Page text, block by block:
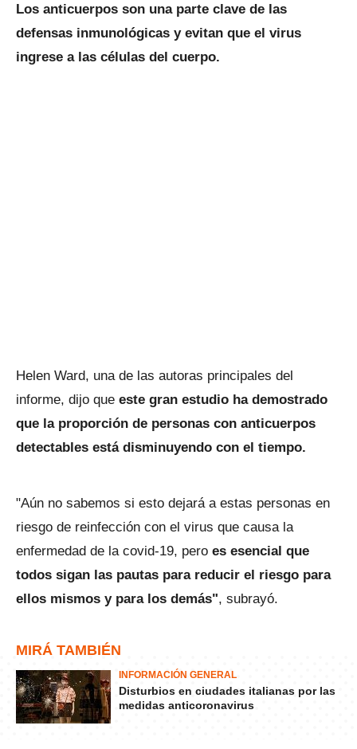
Los anticuerpos son una parte clave de las
defensas inmunológicas y evitan que el virus
ingrese a las células del cuerpo.
Helen Ward, una de las autoras principales del
informe, dijo que este gran estudio ha demostrado
que la proporción de personas con anticuerpos
detectables está disminuyendo con el tiempo.
"Aún no sabemos si esto dejará a estas personas en
riesgo de reinfección con el virus que causa la
enfermedad de la covid-19, pero es esencial que
todos sigan las pautas para reducir el riesgo para
ellos mismos y para los demás", subrayó.
MIRÁ TAMBIÉN
INFORMACIÓN GENERAL
Disturbios en ciudades italianas por las
medidas anticoronavirus